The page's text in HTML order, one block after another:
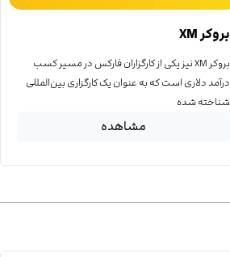
بروکر XM
بروکر XM نیز یکی از کارگزاران فارکس در مسیر کسب
درآمد دلاری است که به عنوان یک کارگزاری بین‌المللی
شناخته شده
مشاهده